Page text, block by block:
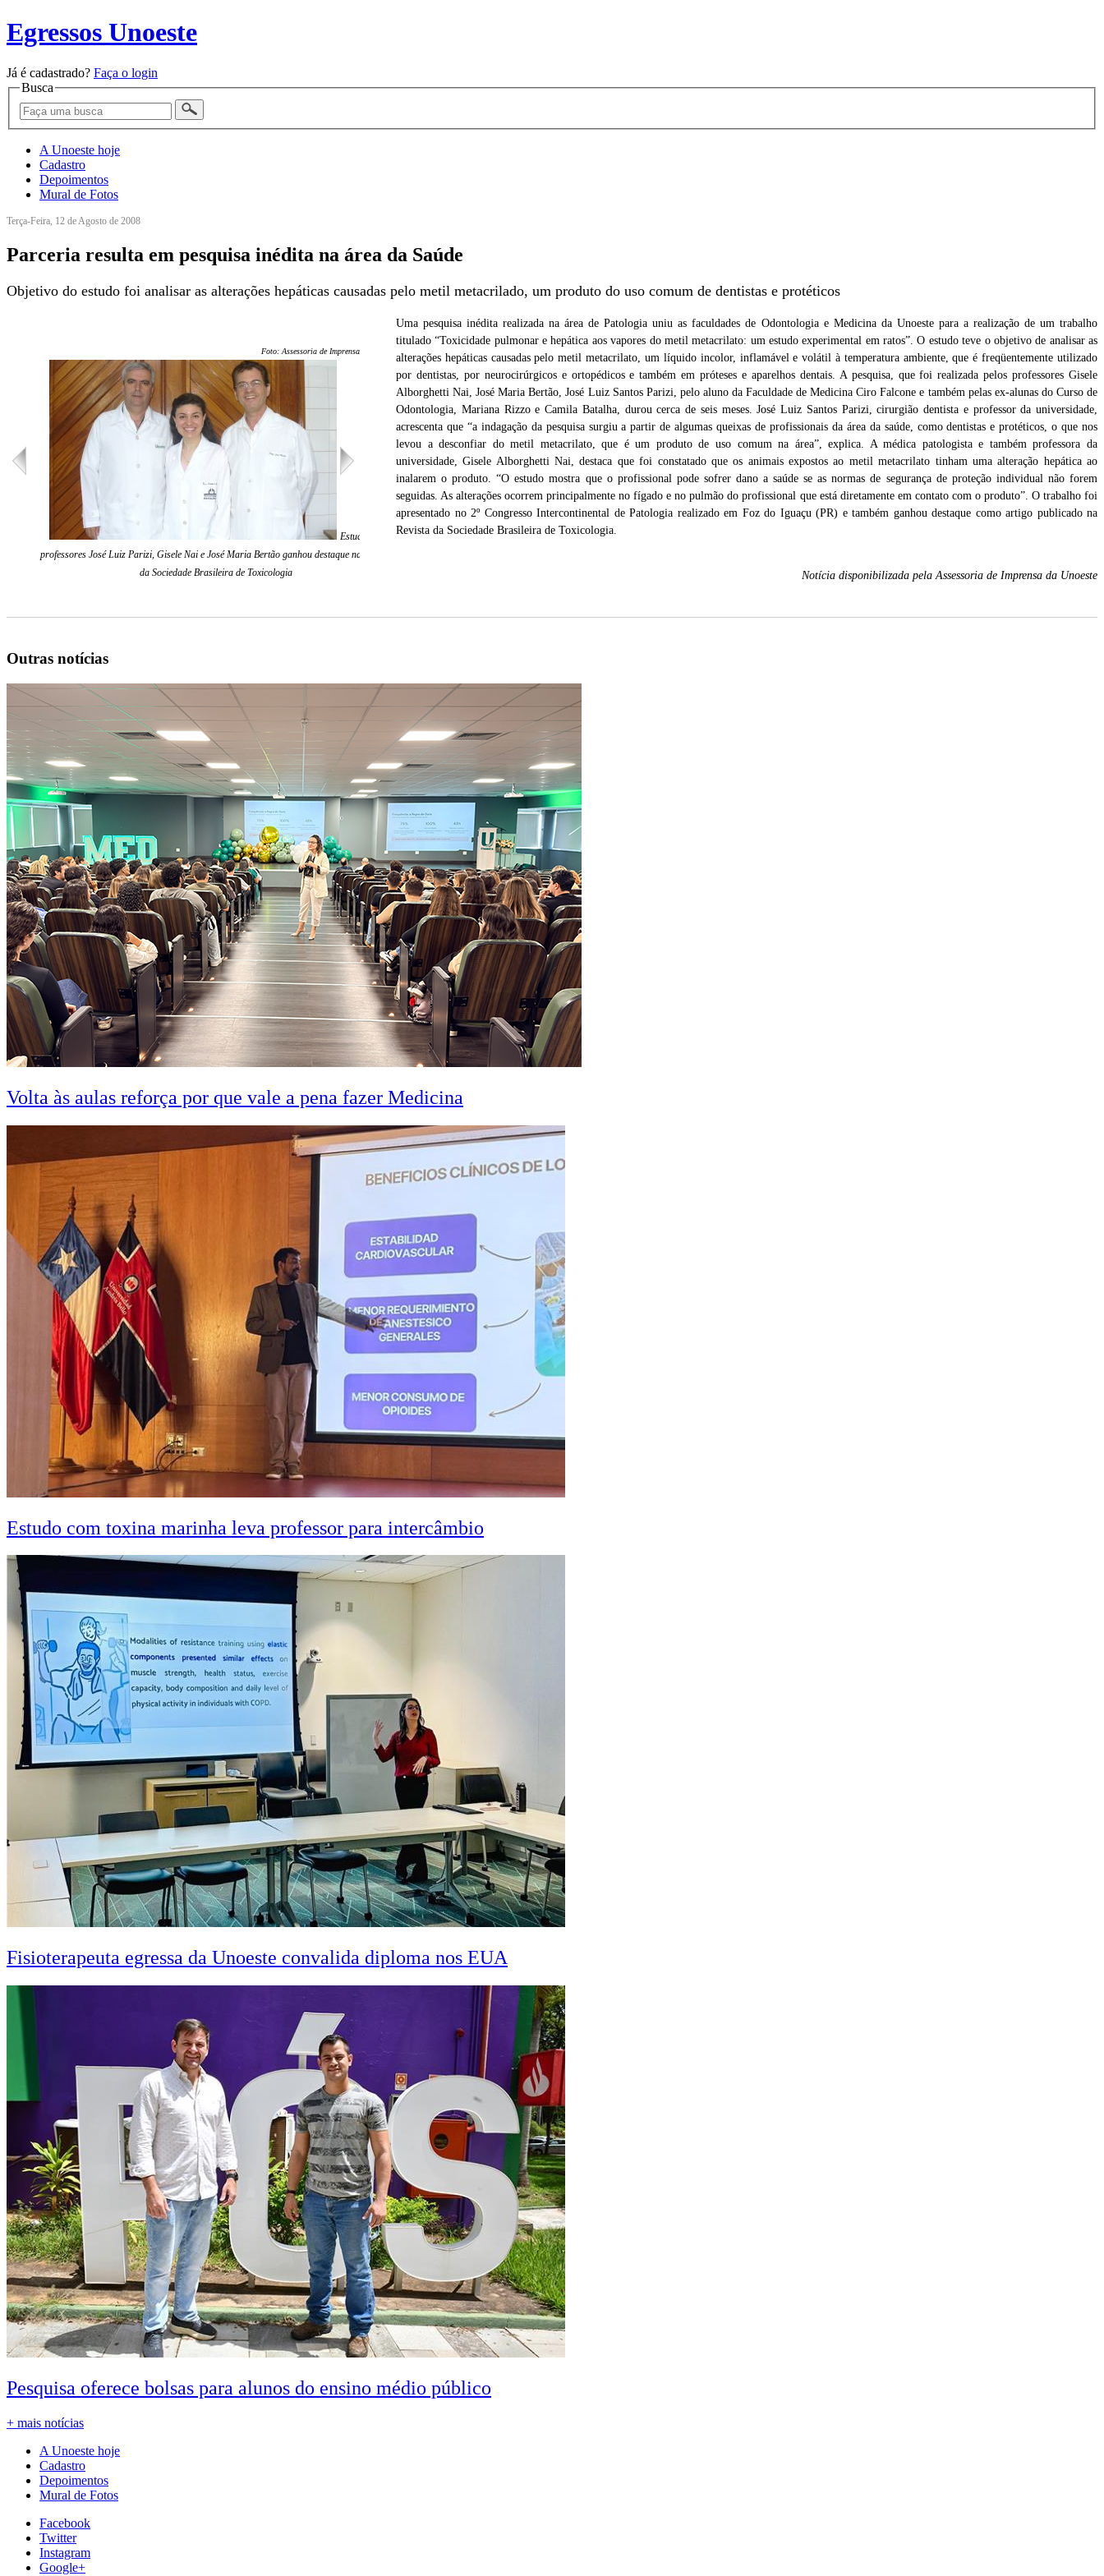
Egressos Unoeste
Já é cadastrado? Faça o login
Busca
A Unoeste hoje
Cadastro
Depoimentos
Mural de Fotos
Terça-Feira, 12 de Agosto de 2008
Parceria resulta em pesquisa inédita na área da Saúde
Objetivo do estudo foi analisar as alterações hepáticas causadas pelo metil metacrilado, um produto do uso comum de dentistas e protéticos
Foto: Assessoria de Imprensa/Unoeste
Estudo dos
professores José Luiz Parizi, Gisele Nai e José Maria Bertão ganhou destaque na Revista
da Sociedade Brasileira de Toxicologia
Uma pesquisa inédita realizada na área de Patologia uniu as faculdades de Odontologia e Medicina da Unoeste para a realização de um trabalho
titulado “Toxicidade pulmonar e hepática aos vapores do metil metacrilato: um estudo experimental em ratos”. O estudo teve o objetivo de analisar as
alterações hepáticas causadas pelo metil metacrilato, um líquido incolor, inflamável e volátil à temperatura ambiente, que é freqüentemente utilizado
por dentistas, por neurocirúrgicos e ortopédicos e também em próteses e aparelhos dentais. A pesquisa, que foi realizada pelos professores Gisele
Alborghetti Nai, José Maria Bertão, José Luiz Santos Parizi, pelo aluno da Faculdade de Medicina Ciro Falcone e também pelas ex-alunas do Curso de
Odontologia, Mariana Rizzo e Camila Batalha, durou cerca de seis meses. José Luiz Santos Parizi, cirurgião dentista e professor da universidade,
acrescenta que “a indagação da pesquisa surgiu a partir de algumas queixas de profissionais da área da saúde, como dentistas e protéticos, o que nos
levou a desconfiar do metil metacrilato, que é um produto de uso comum na área”, explica. A médica patologista e também professora da
universidade, Gisele Alborghetti Nai, destaca que foi constatado que os animais expostos ao metil metacrilato tinham uma alteração hepática ao
inalarem o produto. “O estudo mostra que o profissional pode sofrer dano a saúde se as normas de segurança de proteção individual não forem
seguidas. As alterações ocorrem principalmente no fígado e no pulmão do profissional que está diretamente em contato com o produto”. O trabalho foi
apresentado no 2º Congresso Intercontinental de Patologia realizado em Foz do Iguaçu (PR) e também ganhou destaque como artigo publicado na
Revista da Sociedade Brasileira de Toxicologia.
Notícia disponibilizada pela Assessoria de Imprensa da Unoeste
Outras notícias
Volta às aulas reforça por que vale a pena fazer Medicina
Estudo com toxina marinha leva professor para intercâmbio
Fisioterapeuta egressa da Unoeste convalida diploma nos EUA
Pesquisa oferece bolsas para alunos do ensino médio público
+ mais notícias
A Unoeste hoje
Cadastro
Depoimentos
Mural de Fotos
Facebook
Twitter
Instagram
Google+